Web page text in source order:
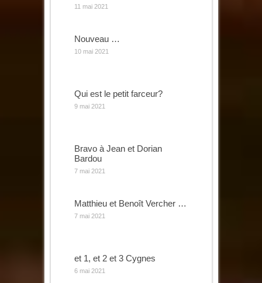
11 mai 2021
Nouveau …
10 mai 2021
Qui est le petit farceur?
9 mai 2021
Bravo à Jean et Dorian
Bardou
7 mai 2021
Matthieu et Benoît Vercher …
7 mai 2021
et 1, et 2 et 3 Cygnes
6 mai 2021